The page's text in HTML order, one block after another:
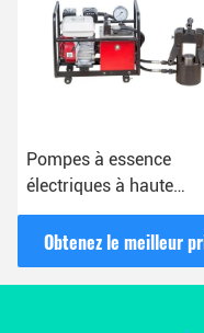
Pompes à essence
électriques à haute
pression pour la
construction de lignes
aériennes
Obtenez le meilleur